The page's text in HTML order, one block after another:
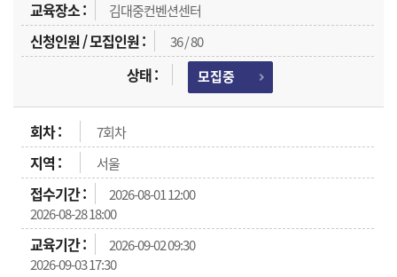
김대중컨벤션센터
36 / 80
모집중
7회차
서울
2026-08-01 12:00
2026-08-28 18:00
2026-09-02 09:30
2026-09-03 17:30